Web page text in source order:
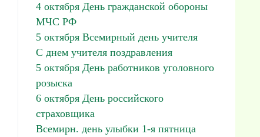
4 октября День гражданской обороны
МЧС РФ
5 октября Всемирный день учителя
С днем учителя поздравления
5 октября День работников уголовного
розыска
6 октября День российского
страховщика
Всемирн. день улыбки 1-я пятница